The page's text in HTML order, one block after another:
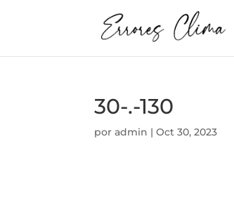
30-.-130
poradmin |Oct 30, 2023